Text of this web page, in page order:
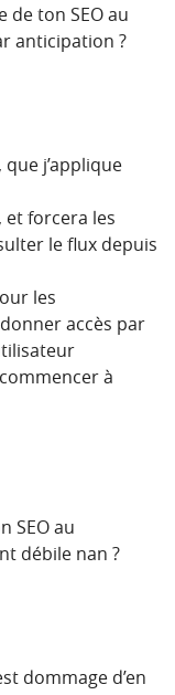
de ton SEO au
anticipation ?
j’applique
et forcera les
le flux depuis
les
accès par
à
SEO au
débile nan ?
dommage d’en